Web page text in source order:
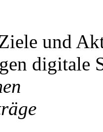
und
digitale